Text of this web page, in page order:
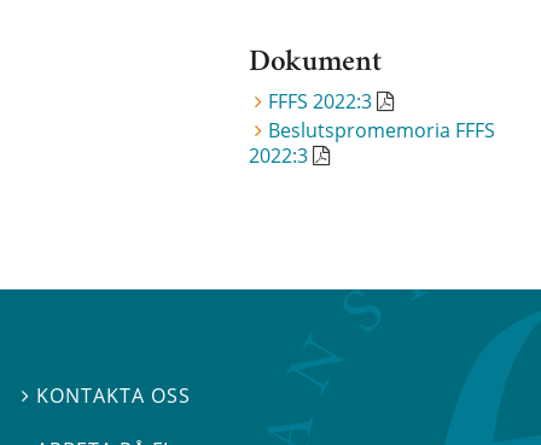
Dokument
FFFS 2022:3
Beslutspromemoria FFFS
2022:3
 KONTAKTA OSS